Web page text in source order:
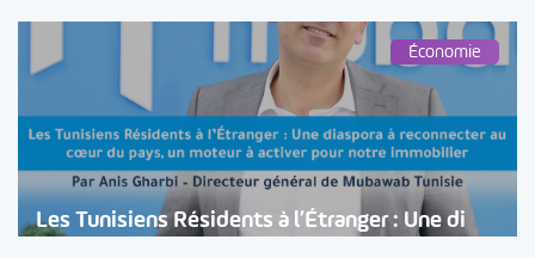
Économie
Les Tunisiens Résidents à l’Étranger : Une di